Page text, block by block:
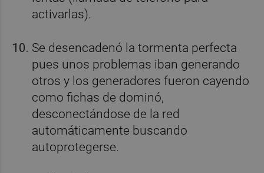
activarlas).
Se desencadenó la tormenta perfecta
pues unos problemas iban generando
otros y los generadores fueron cayendo
como fichas de dominó,
desconectándose de la red
automáticamente buscando
autoprotegerse.